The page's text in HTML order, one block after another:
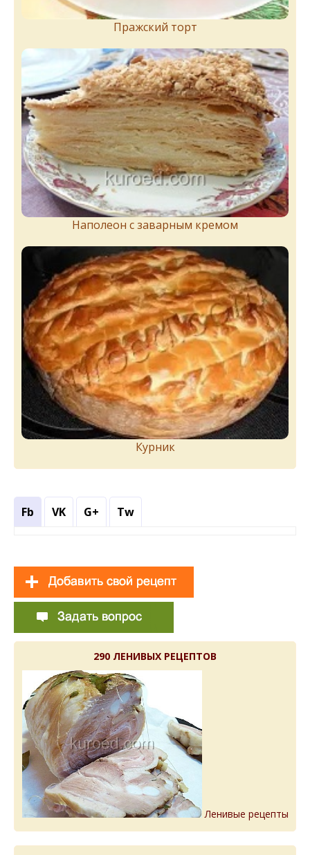
Пражский торт
Наполеон с заварным кремом
Курник
Fb VK G+ Tw
290 ЛЕНИВЫХ РЕЦЕПТОВ
Ленивые рецепты